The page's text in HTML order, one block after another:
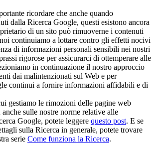
ricordare che anche quando
dalla Ricerca Google, questi esistono ancora
di un sito può rimuoverne i contenuti
continuiamo a lottare contro gli effetti nocivi
di informazioni personali sensibili nei nostri
rigorose per assicurarci di ottemperare alle
in continuazione il nostro approccio
dai malintenzionati sul Web e per
continui a fornire informazioni affidabili e di
gestiamo le rimozioni delle pagine web
sulle nostre norme relative alle
Google, potete leggere questo post. E se
sulla Ricerca in generale, potete trovare
serie Come funziona la Ricerca.